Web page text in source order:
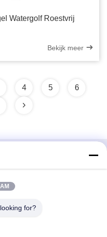
Watergolf Roestvrij
Bekijk meer
4 5 6
Foshan, Guangdong,
for?